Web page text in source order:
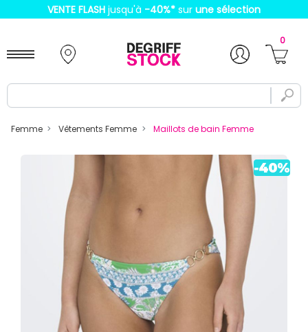
VENTE FLASH jusqu'à -40%* sur une sélection
0
Femme Vêtements Femme Maillots de bain Femme